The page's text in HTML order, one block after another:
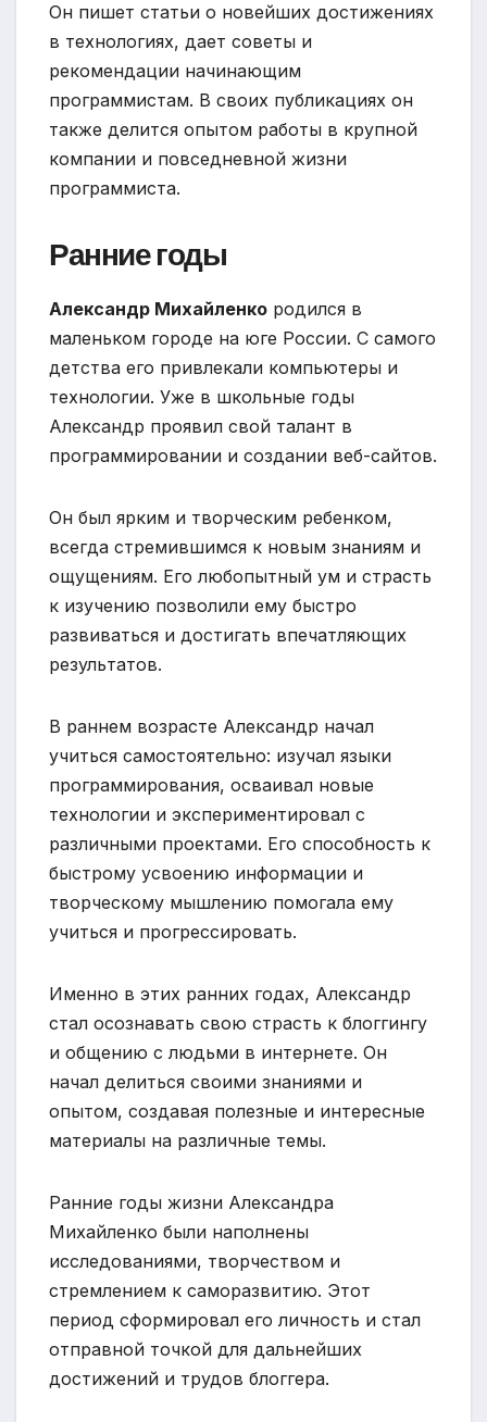
Он пишет статьи о новейших достижениях
в технологиях, дает советы и
рекомендации начинающим
программистам. В своих публикациях он
также делится опытом работы в крупной
компании и повседневной жизни
программиста.
Ранние годы
Александр Михайленко родился в
маленьком городе на юге России. С самого
детства его привлекали компьютеры и
технологии. Уже в школьные годы
Александр проявил свой талант в
программировании и создании веб-сайтов.
Он был ярким и творческим ребенком,
всегда стремившимся к новым знаниям и
ощущениям. Его любопытный ум и страсть
к изучению позволили ему быстро
развиваться и достигать впечатляющих
результатов.
В раннем возрасте Александр начал
учиться самостоятельно: изучал языки
программирования, осваивал новые
технологии и экспериментировал с
различными проектами. Его способность к
быстрому усвоению информации и
творческому мышлению помогала ему
учиться и прогрессировать.
Именно в этих ранних годах, Александр
стал осознавать свою страсть к блоггингу
и общению с людьми в интернете. Он
начал делиться своими знаниями и
опытом, создавая полезные и интересные
материалы на различные темы.
Ранние годы жизни Александра
Михайленко были наполнены
исследованиями, творчеством и
стремлением к саморазвитию. Этот
период сформировал его личность и стал
отправной точкой для дальнейших
достижений и трудов блоггера.